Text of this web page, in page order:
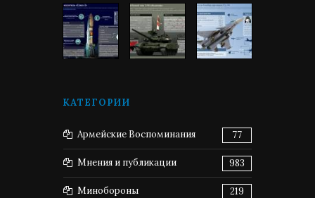
КАТЕГОРИИ
Армейские Воспоминания 77
Мнения и публикации 983
Минобороны 219